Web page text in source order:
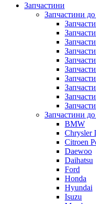
Запчастини
Запчастини до
Запчастини до
BMW
Chrysler
Citroen
Daewoo
Daihatsu
Ford
Honda
Hyundai
Isuzu